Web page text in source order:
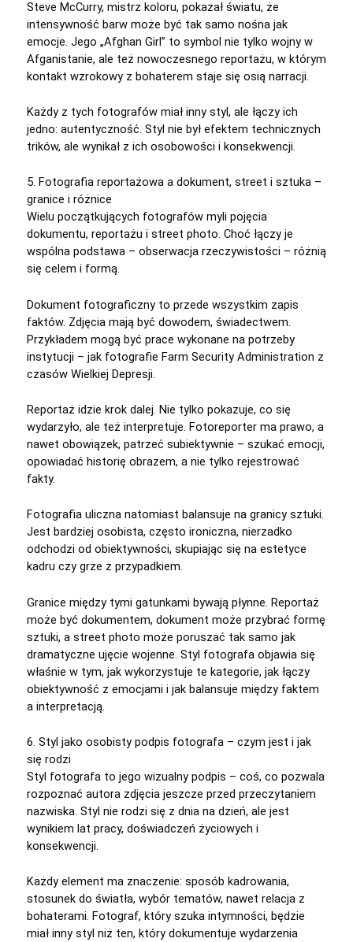
Steve McCurry, mistrz koloru, pokazał światu, że
intensywność barw może być tak samo nośna jak
emocje. Jego „Afghan Girl” to symbol nie tylko wojny w
Afganistanie, ale też nowoczesnego reportażu, w którym
kontakt wzrokowy z bohaterem staje się osią narracji.
Każdy z tych fotografów miał inny styl, ale łączy ich
jedno: autentyczność. Styl nie był efektem technicznych
trików, ale wynikał z ich osobowości i konsekwencji.
5. Fotografia reportażowa a dokument, street i sztuka –
granice i różnice
Wielu początkujących fotografów myli pojęcia
dokumentu, reportażu i street photo. Choć łączy je
wspólna podstawa – obserwacja rzeczywistości – różnią
się celem i formą.
Dokument fotograficzny to przede wszystkim zapis
faktów. Zdjęcia mają być dowodem, świadectwem.
Przykładem mogą być prace wykonane na potrzeby
instytucji – jak fotografie Farm Security Administration z
czasów Wielkiej Depresji.
Reportaż idzie krok dalej. Nie tylko pokazuje, co się
wydarzyło, ale też interpretuje. Fotoreporter ma prawo, a
nawet obowiązek, patrzeć subiektywnie – szukać emocji,
opowiadać historię obrazem, a nie tylko rejestrować
fakty.
Fotografia uliczna natomiast balansuje na granicy sztuki.
Jest bardziej osobista, często ironiczna, nierzadko
odchodzi od obiektywności, skupiając się na estetyce
kadru czy grze z przypadkiem.
Granice między tymi gatunkami bywają płynne. Reportaż
może być dokumentem, dokument może przybrać formę
sztuki, a street photo może poruszać tak samo jak
dramatyczne ujęcie wojenne. Styl fotografa objawia się
właśnie w tym, jak wykorzystuje te kategorie, jak łączy
obiektywność z emocjami i jak balansuje między faktem
a interpretacją.
6. Styl jako osobisty podpis fotografa – czym jest i jak
się rodzi
Styl fotografa to jego wizualny podpis – coś, co pozwala
rozpoznać autora zdjęcia jeszcze przed przeczytaniem
nazwiska. Styl nie rodzi się z dnia na dzień, ale jest
wynikiem lat pracy, doświadczeń życiowych i
konsekwencji.
Każdy element ma znaczenie: sposób kadrowania,
stosunek do światła, wybór tematów, nawet relacja z
bohaterami. Fotograf, który szuka intymności, będzie
miał inny styl niż ten, który dokumentuje wydarzenia